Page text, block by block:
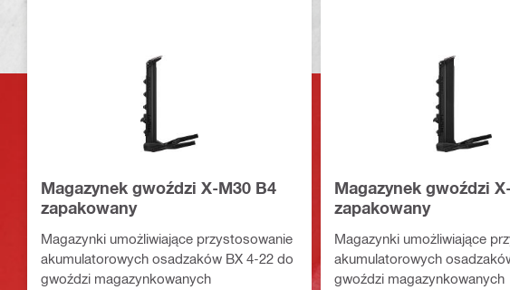
Magazynek gwoździ X-M30 B4
zapakowany
Magazynki umożliwiające przystosowanie
akumulatorowych osadzaków BX 4-22 do
gwoździ magazynkowanych
Magazynek gwoździ
zapakowany
Magazynki umożliwiające
akumulatorowych
gwoździ magazynkowanych